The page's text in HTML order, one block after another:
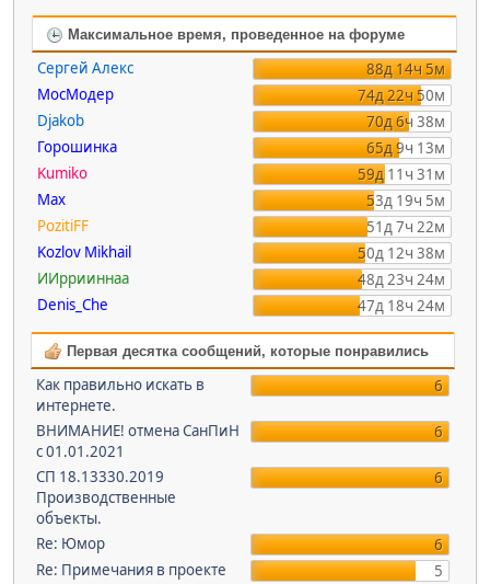
Максимальное время, проведенное на форуме
Сергей Алекс
88д 14ч 5м
МосМодер
74д 22ч 50м
Djakob
70д 6ч 38м
Горошинка
65д 9ч 13м
Kumiko
59д 11ч 31м
Max
53д 19ч 5м
PozitiFF
51д 7ч 22м
Kozlov Mikhail
50д 12ч 38м
ИИррииннаа
48д 23ч 24м
Denis_Che
47д 18ч 24м
Первая десятка сообщений, которые понравились
Как правильно искать в
интернете.
6
ВНИМАНИЕ! отмена СанПиН
с 01.01.2021
6
СП 18.13330.2019
Производственные
объекты.
6
Re: Юмор
6
Re: Примечания в проекте
5